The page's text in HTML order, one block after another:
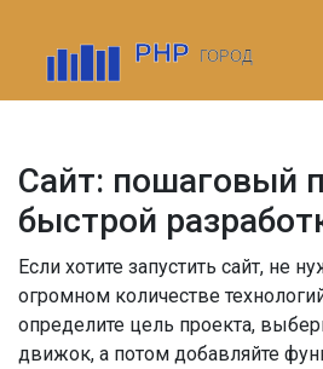
Сайт: пошаговый
быстрой
Если хотите запустить сайт, не
огромном количестве
определите цель проекта,
движок, а потом добавляйте